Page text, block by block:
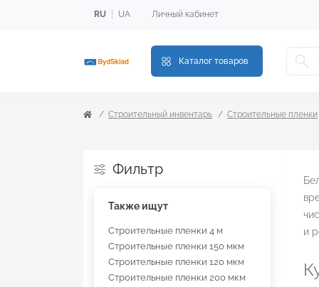
RU UA Личный кабинет
Каталог товаров
Строительный инвентарь Строительные пленки
Фильтр
Также ищут
Строительные пленки 4 м
Строительные пленки 150 мкм
Строительные пленки 120 мкм
Строительные пленки 200 мкм
и